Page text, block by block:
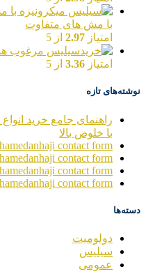
با مش های متفاوت
امتیاز 2.97 از 5
امتیاز 3.36 از 5
نوشته‌های تازه
راهنمای جامع خرید
با خلوص بالا
hamedanhaji contact form
hamedanhaji contact form
hamedanhaji contact form
hamedanhaji contact form
دسته‌ها
دولومیت
سیلیس
عمومی